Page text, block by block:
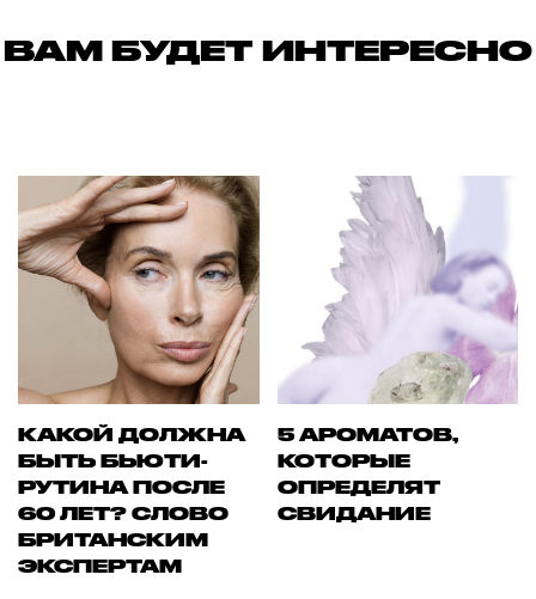
ВАМ БУДЕТ ИНТЕРЕСНО
КАКОЙ ДОЛЖНА
БЫТЬ БЬЮТИ-
РУТИНА ПОСЛЕ
60 ЛЕТ? СЛОВО
БРИТАНСКИМ
ЭКСПЕРТАМ
5 АРОМАТОВ,
КОТОРЫЕ
ОПРЕДЕЛЯТ
СВИДАНИЕ